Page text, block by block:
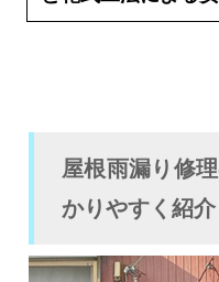
屋根雨漏り修
かりやすく紹介